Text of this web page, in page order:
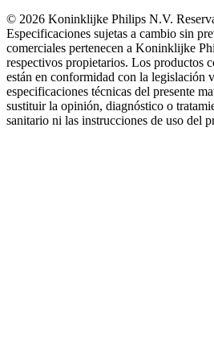
© 2026 Koninklijke Philips N.V.
Especificaciones sujetas a cambio sin
comerciales pertenecen a Koninklijke
respectivos propietarios. Los productos
están en conformidad con la legislación
especificaciones técnicas del presente
sustituir la opinión, diagnóstico o
sanitario ni las instrucciones de uso del